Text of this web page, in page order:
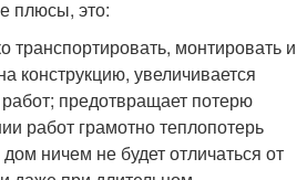
плюсы, это:
транспортировать, монтировать и
конструкцию, увеличивается
предотвращает потерю
работ грамотно теплопотерь
дом ничем не будет отличаться от